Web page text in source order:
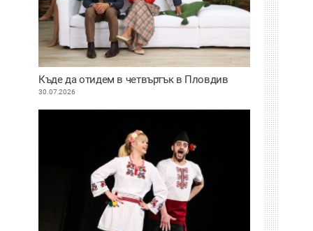
Къде да отидем в четвъртък в Пловдив
30.07.2026